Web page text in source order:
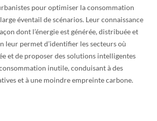
pour optimiser la consommation
éventail de scénarios. Leur connaissance
dont l’énergie est générée, distribuée et
leur permet d’identifier les secteurs où
et de proposer des solutions intelligentes
inutile, conduisant à des
et à une moindre empreinte carbone.